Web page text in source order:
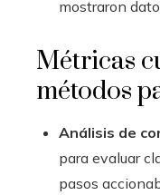
mostraron
Métricas
métodos
Análisis de
para evaluar
pasos